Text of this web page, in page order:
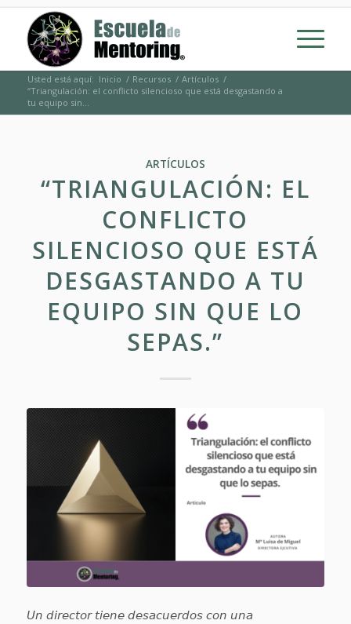
Usted está aquí: Inicio / Recursos / Artículos /
“Triangulación: el conflicto silencioso que está desgastando a
tu equipo sin...
ARTÍCULOS
“TRIANGULACIÓN: EL
CONFLICTO
SILENCIOSO QUE ESTÁ
DESGASTANDO A TU
EQUIPO SIN QUE LO
SEPAS.”
𝘜𝘯 𝘥𝘪𝘳𝘦𝘤𝘵𝘰𝘳 𝘵𝘪𝘦𝘯𝘦 𝘥𝘦𝘴𝘢𝘤𝘶𝘦𝘳𝘥𝘰𝘴 𝘤𝘰𝘯 𝘶𝘯𝘢